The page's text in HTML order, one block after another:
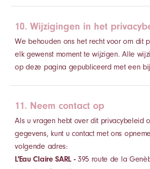
10. Wijzigingen in het
We behouden ons het recht voor om dit
elk gewenst moment te wijzigen. Alle
op deze pagina gepubliceerd met een
11. Neem contact op
Als u vragen hebt over dit privacybeleid
gegevens, kunt u contact met ons
volgende adres:
L'Eau Claire SARL - 395 route de la